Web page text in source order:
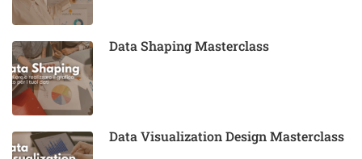
Data Shaping Masterclass
Data Visualization Design Masterclass